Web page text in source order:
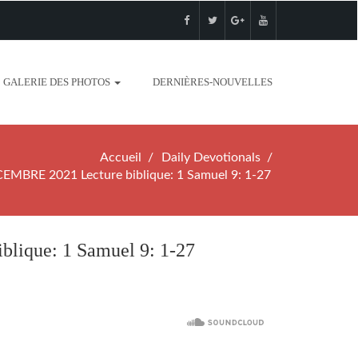
GALERIE DES PHOTOS DERNIÈRES-NOUVELLES
Accueil
Daily Devotionals
2021 Lecture biblique: 1 Samuel 9: 1-27
1 Samuel 9: 1-27